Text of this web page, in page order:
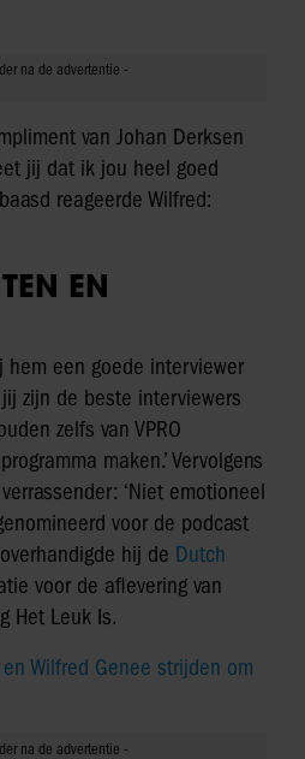
van Johan Derksen
jij dat ik jou heel goed
reageerde Wilfred:
EN
hem een goede interviewer
zijn de beste interviewers
zelfs van VPRO
maken.’ Vervolgens
‘Niet emotioneel
voor de podcast
hij de Dutch
voor de aflevering van
Het Leuk Is.
Wilfred Genee strijden om